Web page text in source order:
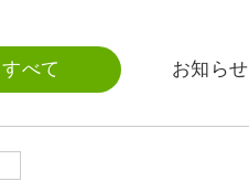
すべて お知らせ